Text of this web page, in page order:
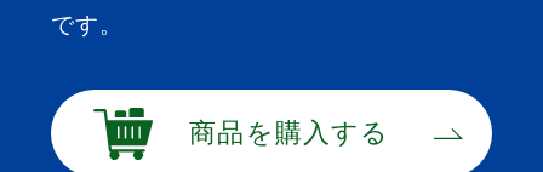
です。
商品を購入する